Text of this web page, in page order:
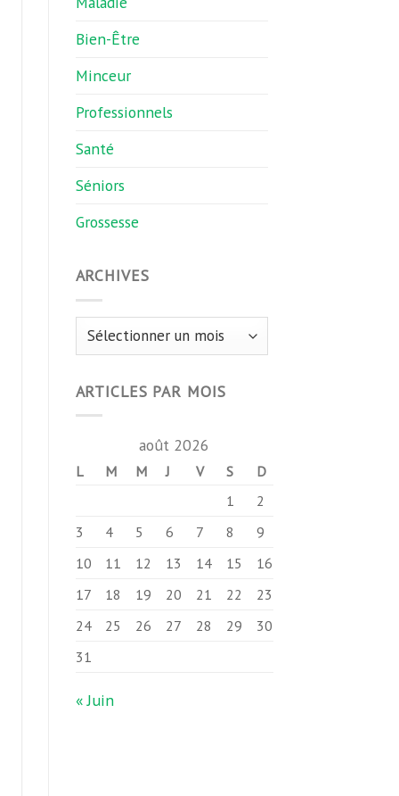
Bien-Être
Minceur
Professionnels
Santé
Séniors
Grossesse
ARCHIVES
Archives
ARTICLES PAR MOIS
août 2026
L M M J V S
D
1
2
3
4 5 6 7 8
9
10
11 12 13 14 15
16
17
18 19 20 21 22
23
24
25 26 27 28 29
30
31
« Juin